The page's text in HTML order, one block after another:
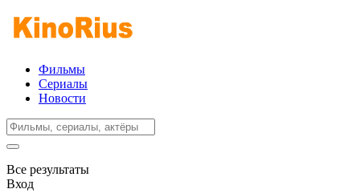
Фильмы
Сериалы
Новости
Все результаты
Вход